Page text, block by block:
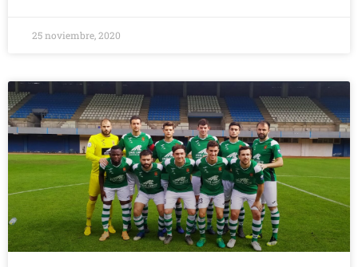
25 noviembre, 2020